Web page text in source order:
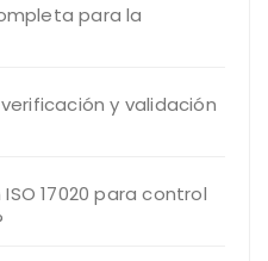
para la
verificación y validación
17020 para control